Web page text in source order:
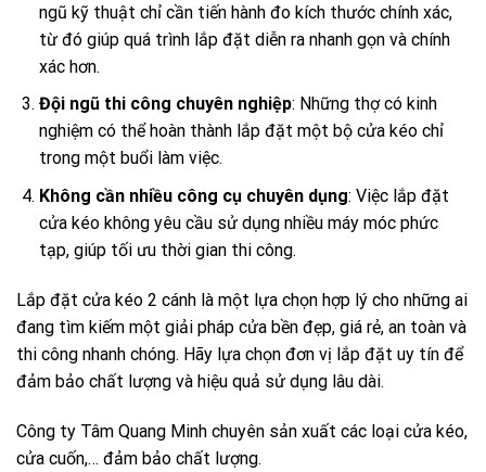
ngũ kỹ thuật chỉ cần tiến hành đo kích thước chính xác,
từ đó giúp quá trình lắp đặt diễn ra nhanh gọn và chính
xác hơn.
Đội ngũ thi công chuyên nghiệp: Những thợ có kinh
nghiệm có thể hoàn thành lắp đặt một bộ cửa kéo chỉ
trong một buổi làm việc.
Không cần nhiều công cụ chuyên dụng: Việc lắp đặt
cửa kéo không yêu cầu sử dụng nhiều máy móc phức
tạp, giúp tối ưu thời gian thi công.
Lắp đặt cửa kéo 2 cánh là một lựa chọn hợp lý cho những ai
đang tìm kiếm một giải pháp cửa bền đẹp, giá rẻ, an toàn và
thi công nhanh chóng. Hãy lựa chọn đơn vị lắp đặt uy tín để
đảm bảo chất lượng và hiệu quả sử dụng lâu dài.
Công ty Tâm Quang Minh chuyên sản xuất các loại cửa kéo,
cửa cuốn,… đảm bảo chất lượng.